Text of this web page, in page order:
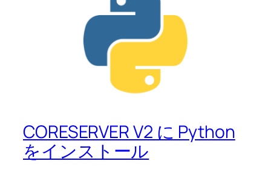
CORESERVER V2 に Python
をインストール